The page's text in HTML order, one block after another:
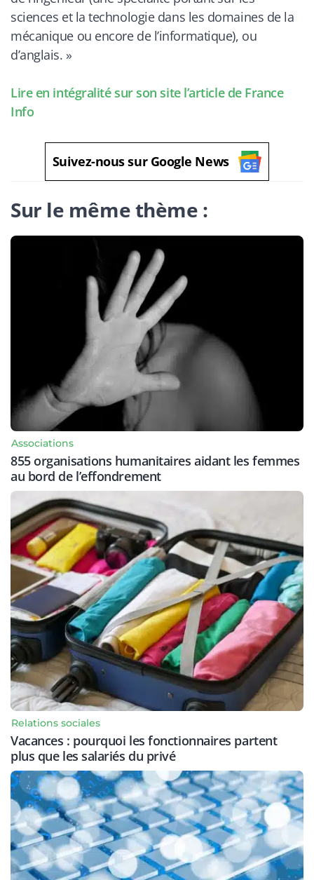
sciences et la technologie dans les domaines de la
mécanique ou encore de l’informatique), ou
d’anglais. »
Lire en intégralité sur son site l’article de France
Info
Suivez-nous sur Google News
Sur le même thème :
Associations
855 organisations humanitaires aidant les femmes
au bord de l’effondrement
Relations sociales
Vacances : pourquoi les fonctionnaires partent
plus que les salariés du privé